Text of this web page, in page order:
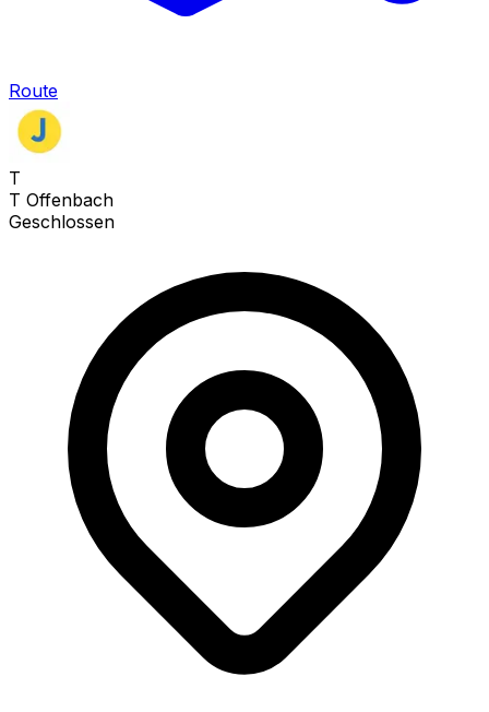
Route
T
T Offenbach
Geschlossen